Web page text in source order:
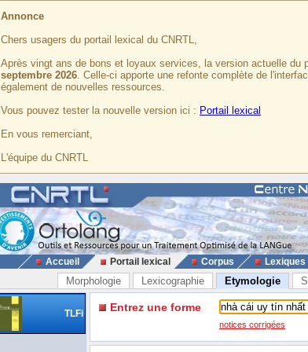
Annonce
Chers usagers du portail lexical du CNRTL,
Après vingt ans de bons et loyaux services, la version actuelle du
septembre 2026. Celle-ci apporte une refonte complète de
également de nouvelles ressources.
Vous pouvez tester la nouvelle version ici : Portail lexical
En vous remerciant,
L'équipe du CNRTL
Accueil Portail lexical Corpus Lexiques
Morphologie Lexicographie Etymologie
TLFi Entrez une forme
notices corrigées